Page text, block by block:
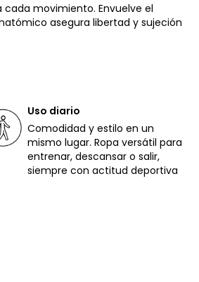
movimiento. Envuelve el
asegura libertad y sujeción
Uso diario
Comodidad y estilo en un
mismo lugar. Ropa versátil para
entrenar, descansar o salir,
siempre con actitud deportiva